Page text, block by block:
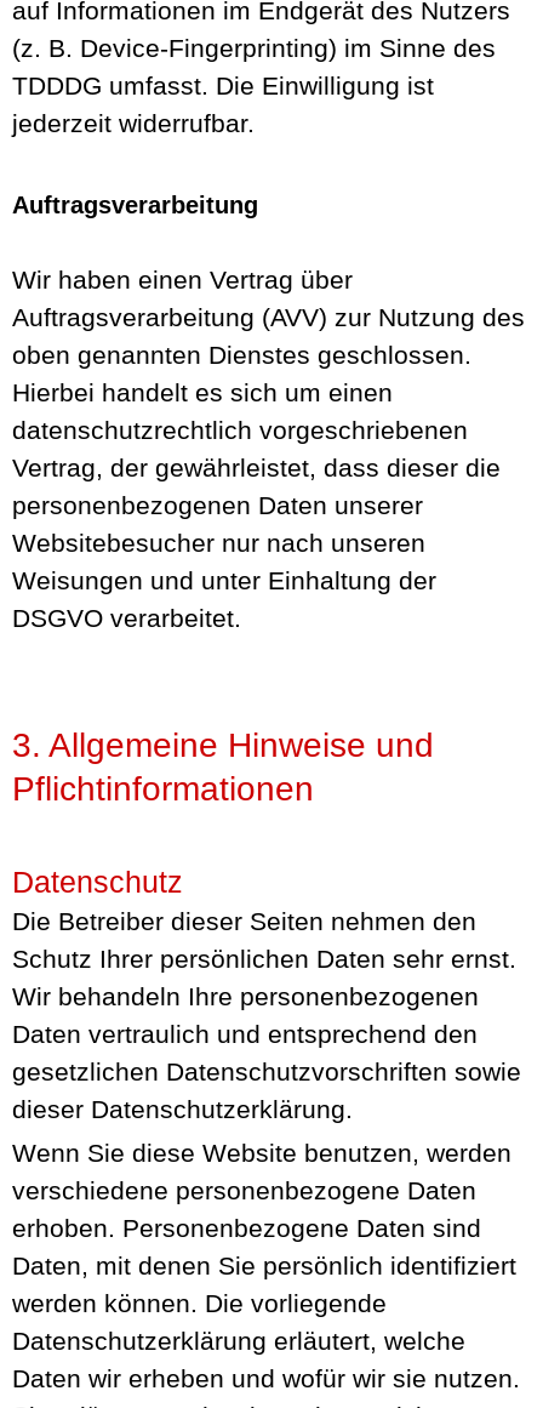
auf Informationen im Endgerät des Nutzers
(z. B. Device-Fingerprinting) im Sinne des
TDDDG umfasst. Die Einwilligung ist
jederzeit widerrufbar.
Auftragsverarbeitung
Wir haben einen Vertrag über
Auftragsverarbeitung (AVV) zur Nutzung des
oben genannten Dienstes geschlossen.
Hierbei handelt es sich um einen
datenschutzrechtlich vorgeschriebenen
Vertrag, der gewährleistet, dass dieser die
personenbezogenen Daten unserer
Websitebesucher nur nach unseren
Weisungen und unter Einhaltung der
DSGVO verarbeitet.
3. Allgemeine Hinweise und
Pflicht­informationen
Datenschutz
Die Betreiber dieser Seiten nehmen den
Schutz Ihrer persönlichen Daten sehr ernst.
Wir behandeln Ihre personenbezogenen
Daten vertraulich und entsprechend den
gesetzlichen Datenschutzvorschriften sowie
dieser Datenschutzerklärung.
Wenn Sie diese Website benutzen, werden
verschiedene personenbezogene Daten
erhoben. Personenbezogene Daten sind
Daten, mit denen Sie persönlich identifiziert
werden können. Die vorliegende
Datenschutzerklärung erläutert, welche
Daten wir erheben und wofür wir sie nutzen.